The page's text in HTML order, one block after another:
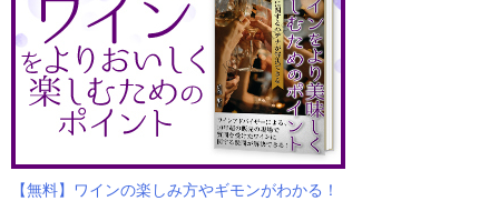
【無料】ワインの楽しみ方やギモンがわかる！